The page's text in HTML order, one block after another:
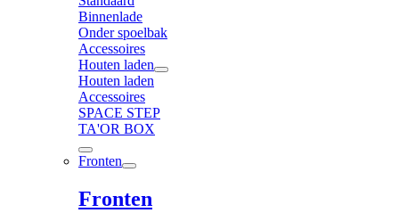
Binnenlade
Onder spoelbak
Accessoires
Houten laden
Houten laden
Accessoires
SPACE STEP
TA'OR BOX
Fronten
Fronten